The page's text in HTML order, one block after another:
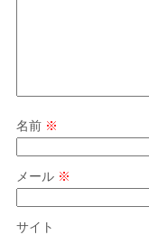
名前 ※
メール ※
サイト